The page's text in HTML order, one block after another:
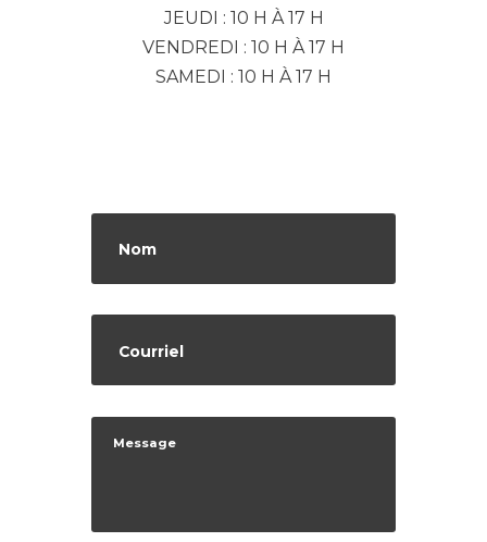
JEUDI : 10 H À 17 H
VENDREDI : 10 H À 17 H
SAMEDI : 10 H À 17 H